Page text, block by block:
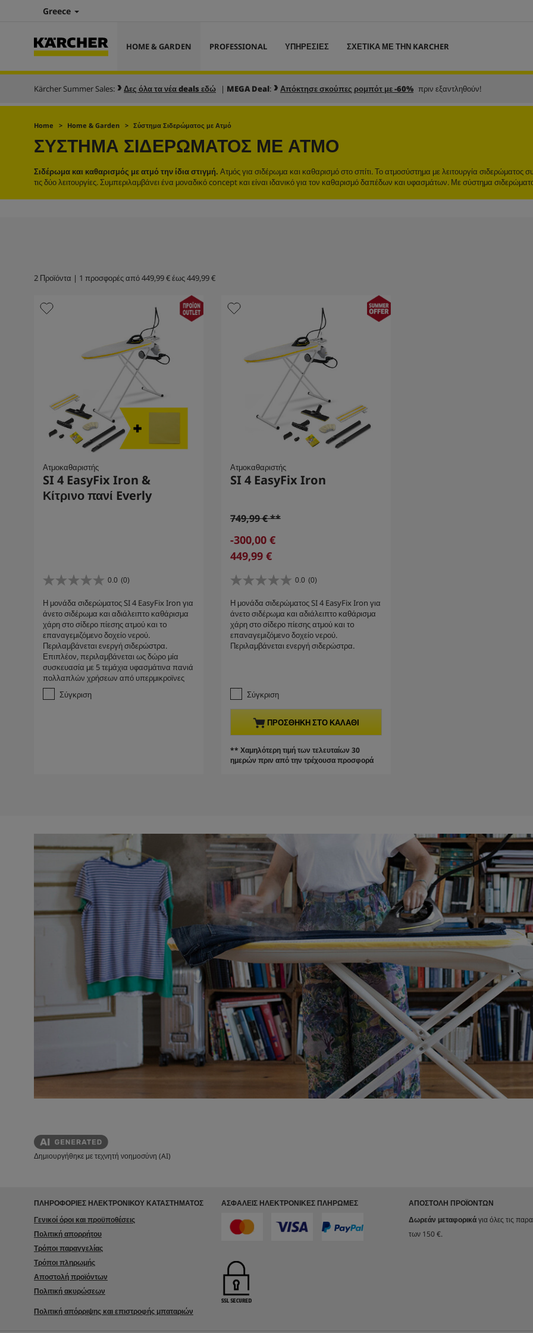
Greece
HOME & GARDEN PROFESSIONAL ΥΠΗΡΕΣΙΕΣ ΣΧΕΤΙΚΑ ΜΕ ΤΗΝ KARCHER
Kärcher Summer Sales: Δες όλα τα νέα deals εδώ | MEGA Deal: Απόκτησε σκούπες ρομπότ με -60% πριν εξαντληθούν!
Home Home & Garden Σύστημα Σιδερώματος με Ατμό
ΣΎΣΤΗΜΑ ΣΙΔΕΡΏΜΑΤΟΣ ΜΕ ΑΤΜΌ
Σιδέρωμα και καθαρισμός με ατμό την ίδια στιγμή. Ατμός για σιδέρωμα και καθαρισμό στο σπίτι. Το ατμοσύστημα με λειτουργία σιδερώματος
τις δύο λειτουργίες. Συμπεριλαμβάνει ένα μοναδικό concept και είναι ιδανικό για τον καθαρισμό δαπέδων και υφασμάτων. Με σύστημα
2 Προϊόντα | 1 προσφορές από449,99 €έως449,99 €
Ατμοκαθαριστής
SI 4 EasyFix Iron &
Κίτρινο πανί Everly
0.0 (0)
0
0
α
π
ό
5
α
σ
τ
ρ
Η μονάδα σιδερώματος SI 4 EasyFix Iron για
άνετο σιδέρωμα και αδιάλειπτο καθάρισμα
χάρη στο σίδερο πίεσης ατμού και τo
επαναγεμιζόμενο δοχείο νερού.
Περιλαμβάνεται ενεργή σιδερώστρα.
Επιπλέον, περιλαμβάνεται ως δώρο μία
συσκευασία με 5 τεμάχια υφασμάτινα πανιά
πολλαπλών χρήσεων από υπερμικροϊνες
Σύγκριση
Ατμοκαθαριστής
SI 4 EasyFix Iron
O
d
p
o
u
c
t
p
c
e
749,99 € **
S
a
i
g
-300,00 €
C
r
e
n
t
p
d
u
c
p
r
i
449,99 €
0.0 (0)
0
0
α
π
ό
5
ρ
.
Η μονάδα σιδερώματος SI 4 EasyFix Iron για
άνετο σιδέρωμα και αδιάλειπτο καθάρισμα
χάρη στο σίδερο πίεσης ατμού και τo
επαναγεμιζόμενο δοχείο νερού.
Περιλαμβάνεται ενεργή σιδερώστρα.
Σύγκριση
ΠΡΟΣΘΉΚΗ ΣΤΟ ΚΑΛΆΘΙ
** Χαμηλότερη τιμή των τελευταίων 30
ημερών πριν από την τρέχουσα προσφορά
Δημιουργήθηκε με τεχνητή νοημοσύνη (AI)
ΠΛΗΡΟΦΟΡΙΕΣ ΗΛΕΚΤΡΟΝΙΚΟΥ ΚΑΤΑΣΤΗΜΑΤΟΣ
Γενικοί όροι και προϋποθέσεις
Πολιτική απορρήτου
Τρόποι παραγγελίας
Τρόποι πληρωμής
Αποστολή προϊόντων
Πολιτική ακυρώσεων
Πολιτική απόρριψης και επιστροφής μπαταριών
ΑΣΦΑΛΕΊΣ ΗΛΕΚΤΡΟΝΙΚΈΣ ΠΛΗΡΩΜΈΣ
ΑΠΟΣΤΟΛΉ ΠΡΟΪΌΝΤΩΝ
Δωρεάν μεταφορικάγια όλες τις
των 150 €.